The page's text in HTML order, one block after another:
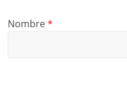
Nombre*